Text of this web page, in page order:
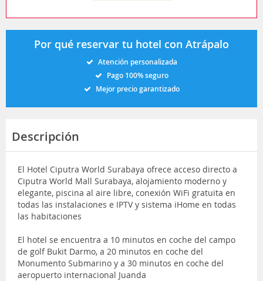
Por qué reservar tu hotel con Atrápalo
Atención personalizada
Pago 100% seguro
Mejor precio garantizado
Descripción
El Hotel Ciputra World Surabaya ofrece acceso directo a
Ciputra World Mall Surabaya, alojamiento moderno y
elegante, piscina al aire libre, conexión WiFi gratuita en
todas las instalaciones e IPTV y sistema iHome en todas
las habitaciones
El hotel se encuentra a 10 minutos en coche del campo
de golf Bukit Darmo, a 20 minutos en coche del
Monumento Submarino y a 30 minutos en coche del
aeropuerto internacional Juanda